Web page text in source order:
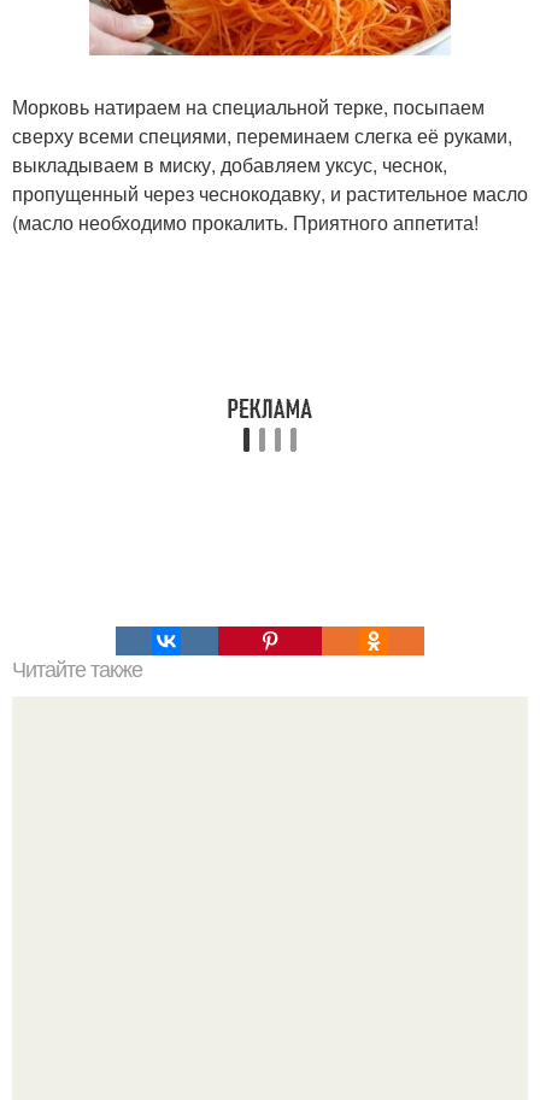
Морковь натираем на специальной терке, посыпаем
сверху всеми специями, переминаем слегка её руками,
выкладываем в миску, добавляем уксус, чеснок,
пропущенный через чеснокодавку, и растительное масло
(масло необходимо прокалить. Приятного аппетита!
Читайте также